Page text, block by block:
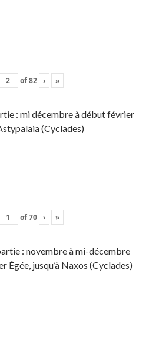
of82 › »
: mi décembre à début février
(Cyclades)
of70 › »
: novembre à mi-décembre
Égée, jusqu’à Naxos (Cyclades)